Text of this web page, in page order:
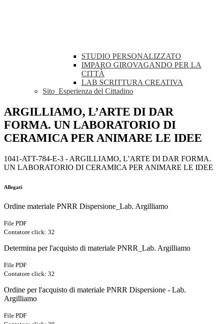
STUDIO PERSONALIZZATO
IMPARO GIROVAGANDO PER LA
CITTÀ
LAB SCRITTURA CREATIVA
Sito_Esperienza del Cittadino
ARGILLIAMO, L’ARTE DI DAR
FORMA. UN LABORATORIO DI
CERAMICA PER ANIMARE LE IDEE
1041-ATT-784-E-3 - ARGILLIAMO, L’ARTE DI DAR FORMA.
UN LABORATORIO DI CERAMICA PER ANIMARE LE IDEE
Allegati
Ordine materiale PNRR Dispersione_Lab. Argilliamo
File PDF
Contatore click: 32
Determina per l'acquisto di materiale PNRR_Lab. Argilliamo
File PDF
Contatore click: 32
Ordine per l'acquisto di materiale PNRR Dispersione - Lab.
Argilliamo
File PDF